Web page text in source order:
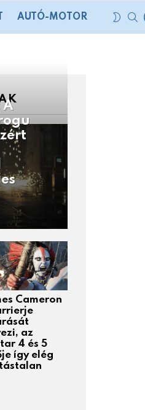
AUTÓ-MOTOR
A
Cameron
az
4 és 5
így elég